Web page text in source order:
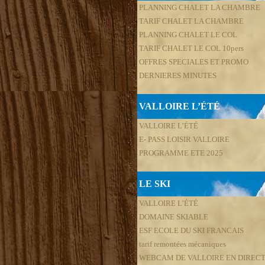
PLANNING CHALET LA CHAMBRE
TARIF CHALET LA CHAMBRE
PLANNING CHALET LE COL
TARIF CHALET LE COL 10pers
OFFRES SPECIALES ET PROMO
DERNIERES MINUTES
VALLOIRE L’ÉTÉ
VALLOIRE L’ÉTÉ
E- PASS LOISIR VALLOIRE
PROGRAMME ETE 2025
LE SKI
VALLOIRE L’ÉTÉ
DOMAINE SKIABLE
ESF ECOLE DU SKI FRANCAIS
tarif remontées mécaniques
WEBCAM DE VALLOIRE EN DIRECT